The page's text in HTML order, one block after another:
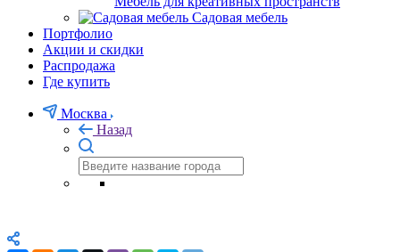
Садовая мебель
Портфолио
Акции и скидки
Распродажа
Где купить
Москва
Назад